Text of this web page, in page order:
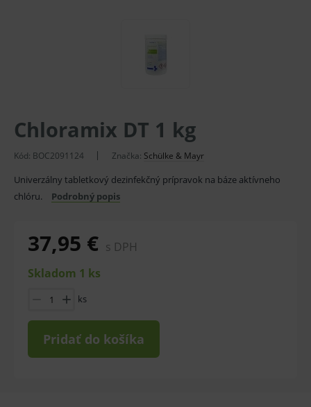
Chloramix DT 1 kg
Kód: BOC2091124 Značka: Schülke & Mayr
Univerzálny tabletkový dezinfekčný prípravok na báze aktívneho
chlóru.
Podrobný popis
37,95 € s DPH
Skladom 1 ks
ks
Pridať do košíka